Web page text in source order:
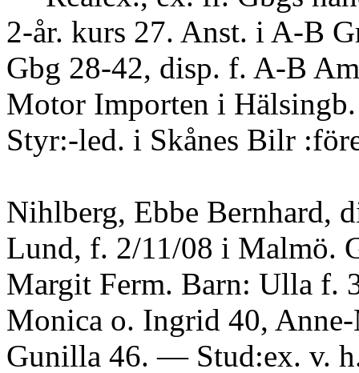
2-år. kurs 27. Anst. i A-B
Gbg 28-42, disp. f. A-B
Motor Importen i
Styr:-led. i Skånes Bilr
Nihlberg, Ebbe Bernhard,
Lund, f. 2/11/08 i Malmö.
Margit Ferm. Barn: Ulla f.
Monica o. Ingrid 40,
Gunilla 46. — Stud:ex. v.